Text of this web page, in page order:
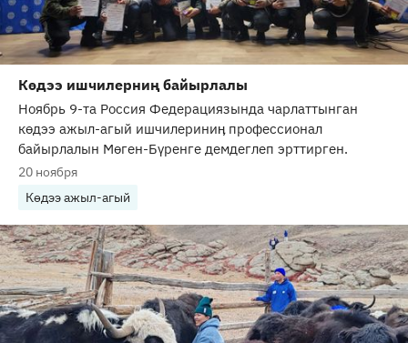
Көдээ ишчилерниң байырлалы
Ноябрь 9-та Россия Федерациязында чарлаттынган
кѳдээ ажыл-агый ишчилериниӊ профессионал
байырлалын Мѳген-Бүренге демдеглеп эрттирген.
20 ноября
Көдээ ажыл-агый